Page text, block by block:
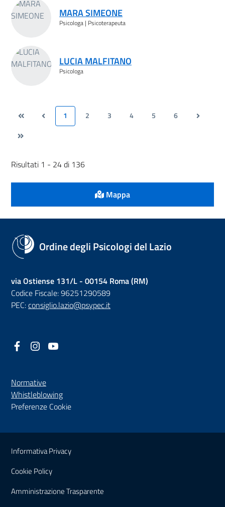
MARA SIMEONE
Psicologa | Psicoterapeuta
LUCIA MALFITANO
Psicologa
1 2 3 4 5 6
Risultati 1 - 24 di 136
Mappa
Ordine degli Psicologi del Lazio
via Ostiense 131/L - 00154 Roma (RM)
Codice Fiscale: 96251290589
PEC:consiglio.lazio@psypec.it
Facebook
(nuova scheda - new tab)
Instagram
(nuova scheda - new tab)
Normative
Whistleblowing(nuova scheda - new tab)
Preferenze Cookie
Sezione Link Utili
Informativa Privacy
Cookie Policy
Amministrazione Trasparente